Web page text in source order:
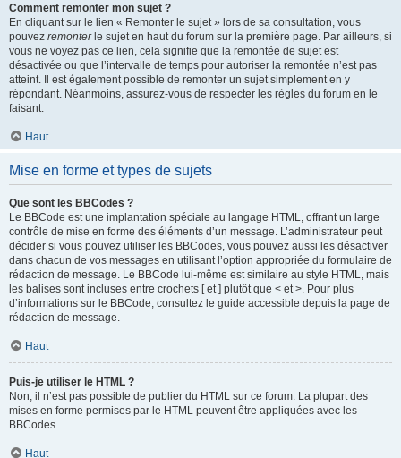
Comment remonter mon sujet ?
En cliquant sur le lien « Remonter le sujet » lors de sa consultation, vous
pouvez remonterle sujet en haut du forum sur la première page. Par ailleurs, si
vous ne voyez pas ce lien, cela signifie que la remontée de sujet est
désactivée ou que l’intervalle de temps pour autoriser la remontée n’est pas
atteint. Il est également possible de remonter un sujet simplement en y
répondant. Néanmoins, assurez-vous de respecter les règles du forum en le
faisant.
Haut
Mise en forme et types de sujets
Que sont les BBCodes ?
Le BBCode est une implantation spéciale au langage HTML, offrant un large
contrôle de mise en forme des éléments d’un message. L’administrateur peut
décider si vous pouvez utiliser les BBCodes, vous pouvez aussi les désactiver
dans chacun de vos messages en utilisant l’option appropriée du formulaire de
rédaction de message. Le BBCode lui-même est similaire au style HTML, mais
les balises sont incluses entre crochets [ et ] plutôt que < et >. Pour plus
d’informations sur le BBCode, consultez le guide accessible depuis la page de
rédaction de message.
Haut
Puis-je utiliser le HTML ?
Non, il n’est pas possible de publier du HTML sur ce forum. La plupart des
mises en forme permises par le HTML peuvent être appliquées avec les
BBCodes.
Haut